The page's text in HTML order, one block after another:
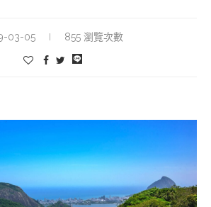
03-05 855 瀏覽次數